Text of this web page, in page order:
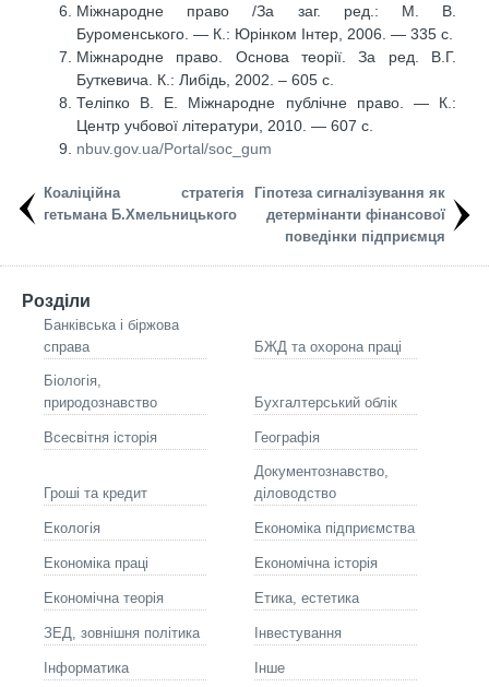
Міжнародне право /За заг. ред.: М. В.
Буроменського. — К.: Юрінком Інтер, 2006. — 335 с.
Міжнародне право. Основа теорії. За ред. В.Г.
Буткевича. К.: Либідь, 2002. – 605 с.
Теліпко В. Е. Міжнародне публічне право. — К.:
Центр учбової літератури, 2010. — 607 с.
nbuv.gov.ua/Portal/soc_gum
Коаліційна стратегія
гетьмана Б.Хмельницького
Гіпотеза сигналізування як
детермінанти фінансової
поведінки підприємця
Розділи
Банківська і біржова
справа
БЖД та охорона праці
Біологія,
природознавство
Бухгалтерський облік
Всесвітня історія Географія
Гроші та кредит
Документознавство,
діловодство
Екологія Економіка підприємства
Економіка праці Економічна історія
Економічна теорія Етика, естетика
ЗЕД, зовнішня політика Інвестування
Інформатика Інше